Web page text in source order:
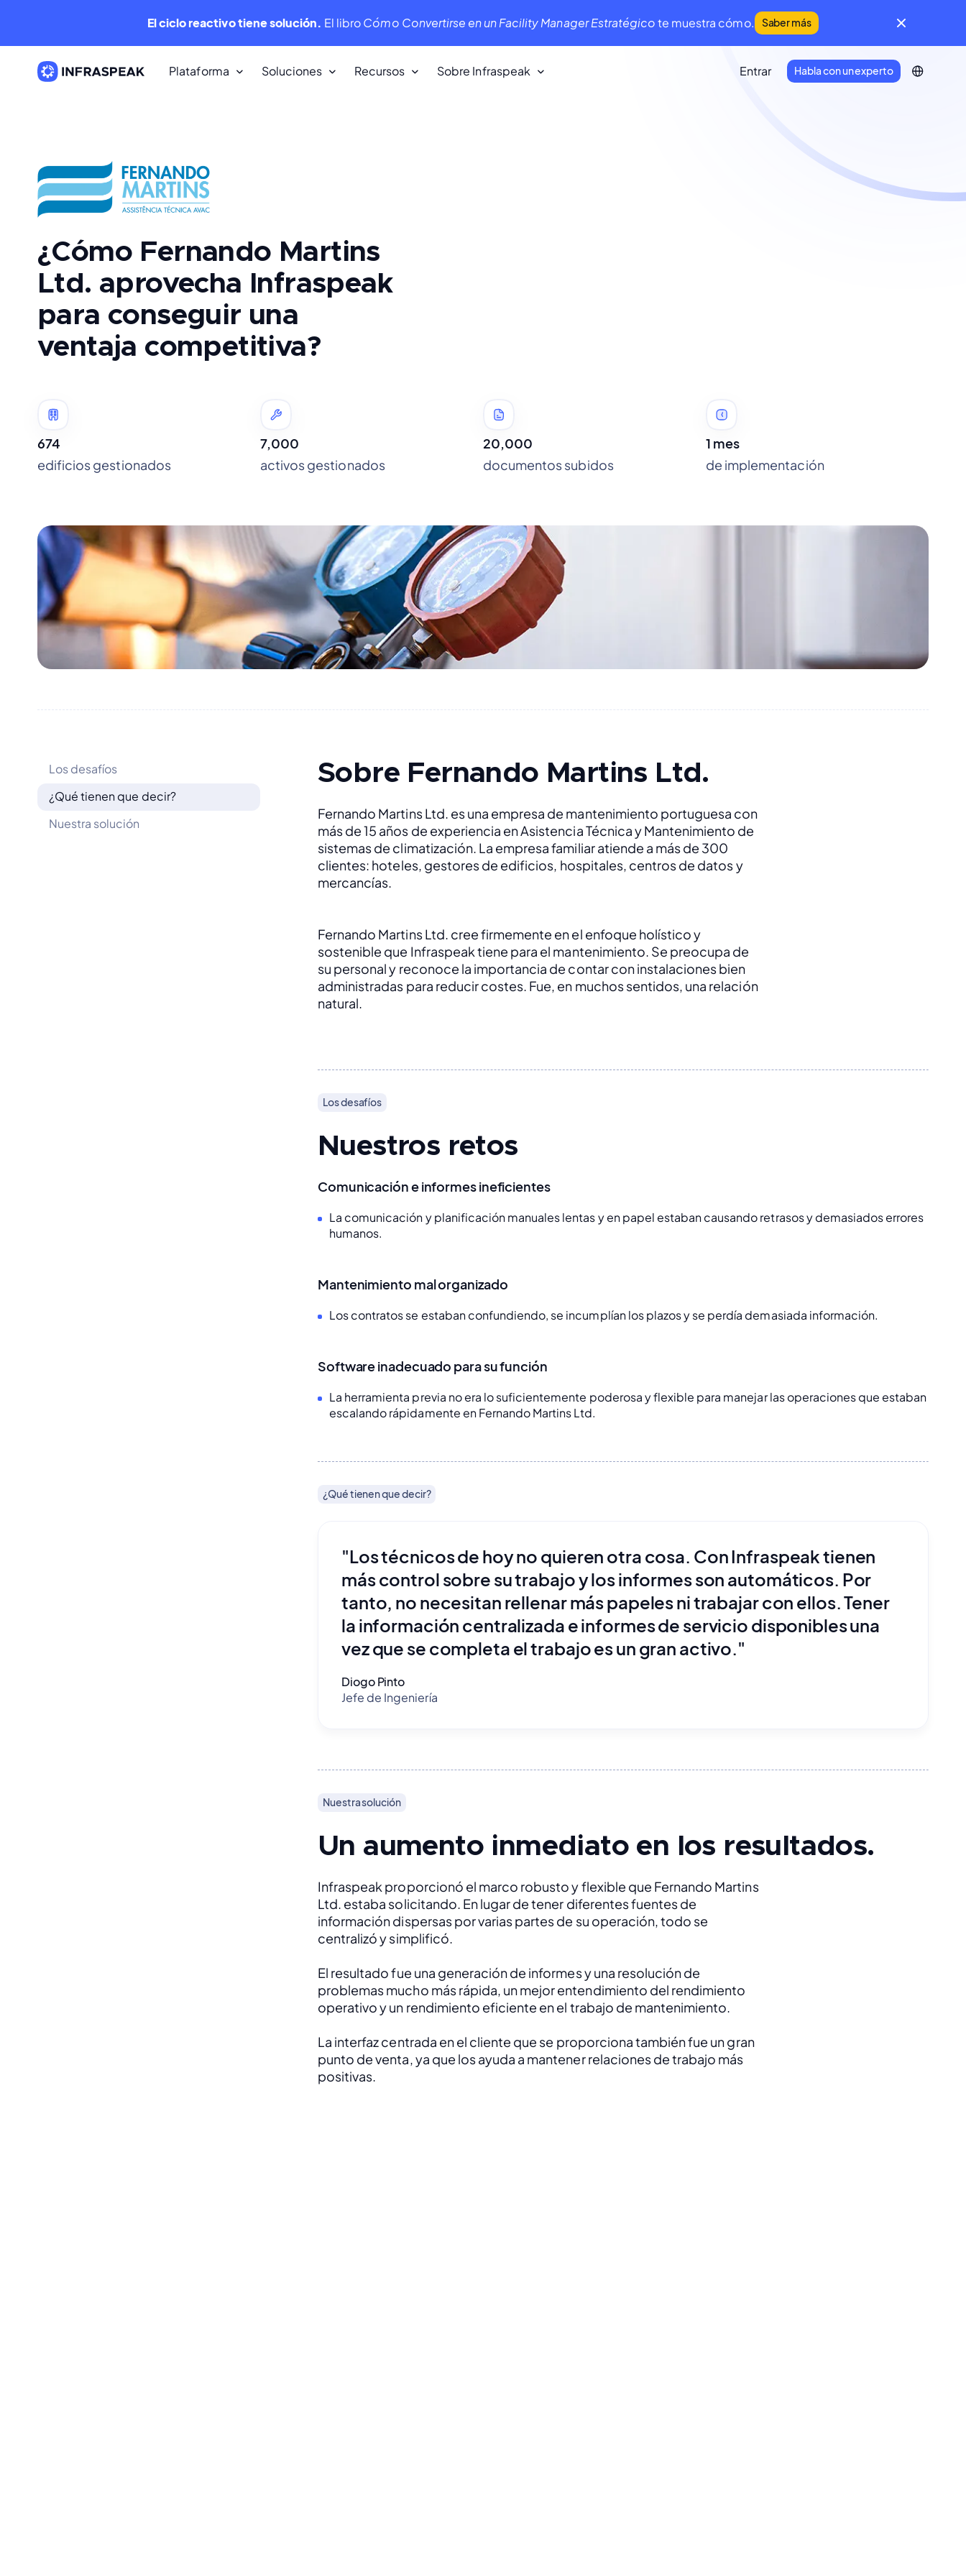
El ciclo reactivo tiene solución. El libroCómo Convertirse en un Facility Manager Estratégicote muestra cómo. Saber más
Plataforma Soluciones Recursos Sobre Infraspeak Entrar Habla con un experto
Decenas de recursos gratuitos para
descargar.
Infraspeak Blog
mantenimiento, gratis.
¿Cómo Fernando Martins
Ltd. aprovecha Infraspeak
para conseguir una
ventaja competitiva?
674
edificios gestionados
7,000
activos gestionados
20,000
documentos subidos
1 mes
de implementación
Los desafíos
¿Qué tienen que decir?
Nuestra solución
Sobre Fernando Martins Ltd.
Fernando Martins Ltd. es una empresa de mantenimiento portuguesa con
más de 15 años de experiencia en Asistencia Técnica y Mantenimiento de
sistemas de climatización. La empresa familiar atiende a más de 300
clientes: hoteles, gestores de edificios, hospitales, centros de datos y
mercancías.
Fernando Martins Ltd. cree firmemente en el enfoque holístico y
sostenible que Infraspeak tiene para el mantenimiento. Se preocupa de
su personal y reconoce la importancia de contar con instalaciones bien
administradas para reducir costes. Fue, en muchos sentidos, una relación
natural.
Los desafíos
Nuestros retos
Comunicación e informes ineficientes
La comunicación y planificación manuales lentas y en papel estaban causando retrasos y demasiados errores
humanos.
Mantenimiento mal organizado
Los contratos se estaban confundiendo, se incumplían los plazos y se perdía demasiada información.
Software inadecuado para su función
La herramienta previa no era lo suficientemente poderosa y flexible para manejar las operaciones que estaban
escalando rápidamente en Fernando Martins Ltd.
¿Qué tienen que decir?
"Los técnicos de hoy no quieren otra cosa. Con Infraspeak tienen
más control sobre su trabajo y los informes son automáticos. Por
tanto, no necesitan rellenar más papeles ni trabajar con ellos. Tener
la información centralizada e informes de servicio disponibles una
vez que se completa el trabajo es un gran activo."
Diogo Pinto
Jefe de Ingeniería
Nuestra solución
Un aumento inmediato en los resultados.
Infraspeak proporcionó el marco robusto y flexible que Fernando Martins
Ltd. estaba solicitando. En lugar de tener diferentes fuentes de
información dispersas por varias partes de su operación, todo se
centralizó y simplificó.
El resultado fue una generación de informes y una resolución de
problemas mucho más rápida, un mejor entendimiento del rendimiento
operativo y un rendimiento eficiente en el trabajo de mantenimiento.
La interfaz centrada en el cliente que se proporciona también fue un gran
punto de venta, ya que los ayuda a mantener relaciones de trabajo más
positivas.